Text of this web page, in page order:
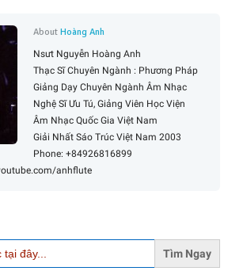
AboutHoàng Anh
Nsưt Nguyễn Hoàng Anh
Thạc Sĩ Chuyên Ngành : Phương Pháp
Giảng Dạy Chuyên Ngành Âm Nhạc
Nghệ Sĩ Ưu Tú, Giảng Viên Học Viện
Âm Nhạc Quốc Gia Việt Nam
Giải Nhất Sáo Trúc Việt Nam 2003
Phone: +84926816899
anhflute